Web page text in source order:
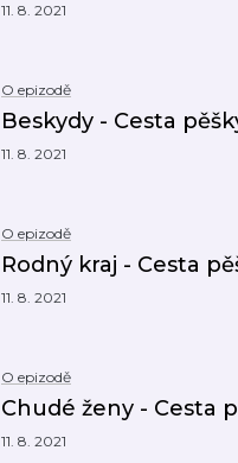
11. 8. 2021
O epizodě
Beskydy - Cesta
11. 8. 2021
O epizodě
Rodný kraj - Cesta
11. 8. 2021
O epizodě
Chudé ženy - Cesta
11. 8. 2021